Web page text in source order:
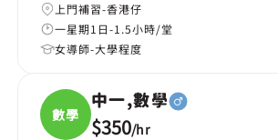
上門補習-香港仔
一星期1日-1.5小時/堂
女導師-大學程度
數學
中一,數學
$350/hr